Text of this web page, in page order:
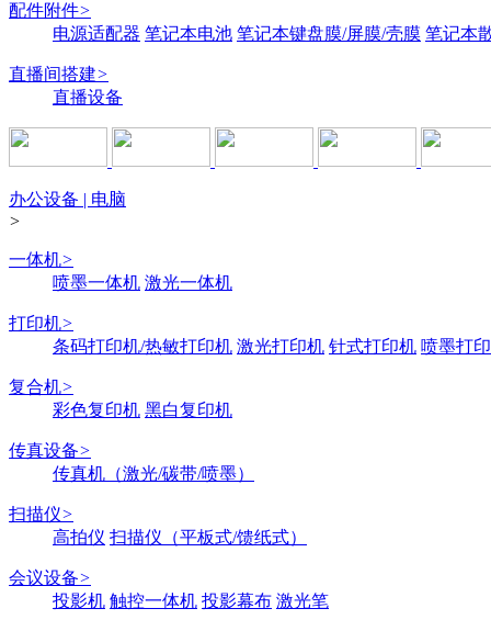
配件附件>
电源适配器 笔记本电池 笔记本键盘膜/屏膜/壳膜 笔记本
直播间搭建>
直播设备
办公设备 | 电脑
>
一体机>
喷墨一体机 激光一体机
打印机>
条码打印机/热敏打印机 激光打印机 针式打印机 喷墨打
复合机>
彩色复印机 黑白复印机
传真设备>
传真机（激光/碳带/喷墨）
扫描仪>
高拍仪 扫描仪（平板式/馈纸式）
会议设备>
投影机 触控一体机 投影幕布 激光笔